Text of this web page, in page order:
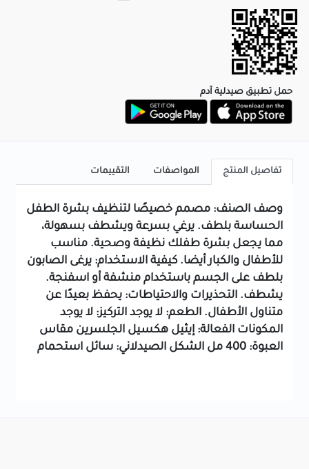
حمل تطبيق صيدلية آدم
تفاصيل المنتج المواصفات التقييمات
وصف الصنف: مصمم خصيصًا لتنظيف بشرة الطفل
الحساسة بلطف. يرغي بسرعة ويشطف بسهولة،
مما يجعل بشرة طفلك نظيفة وصحية. مناسب
للأطفال والكبار أيضا. كيفية الاستخدام: يرغى الصابون
بلطف على الجسم باستخدام منشفة أو اسفنجة.
يشطف. التحذيرات والاحتياطات: يحفظ بعيدًا عن
متناول الأطفال. الطعم: لا يوجد التركيز: لا يوجد
المكونات الفعالة: إيثيل هكسيل الجلسرين مقاس
العبوة: 400 مل الشكل الصيدلاني: سائل استحمام